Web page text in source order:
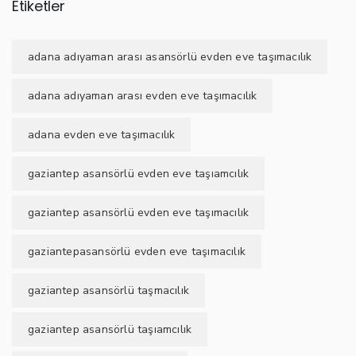
Etiketler
adana adıyaman arası asansörlü evden eve taşımacılık
adana adıyaman arası evden eve taşımacılık
adana evden eve taşımacılık
gaziantep asansörlü evden eve taşıamcılık
gaziantep asansörlü evden eve taşımacılık
gaziantepasansörlü evden eve taşımacılık
gaziantep asansörlü taşmacılık
gaziantep asansörlü taşıamcılık